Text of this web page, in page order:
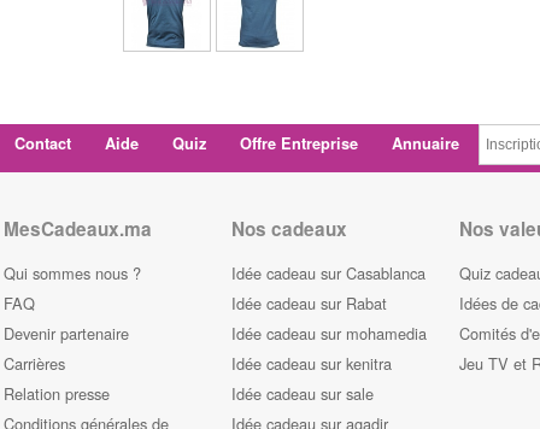
Contact Aide Quiz Offre Entreprise Annuaire
MesCadeaux.ma
Qui sommes nous ?
FAQ
Devenir partenaire
Carrières
Relation presse
Conditions générales de
Nos cadeaux
Idée cadeau sur Casablanca
Idée cadeau sur Rabat
Idée cadeau sur mohamedia
Idée cadeau sur kenitra
Idée cadeau sur sale
Idée cadeau sur agadir
Nos
Quiz
Idées de
Comités
Jeu TV et